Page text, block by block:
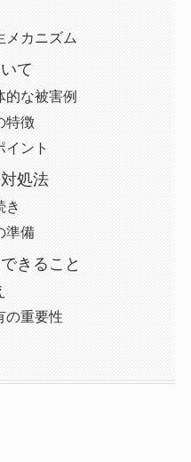
メカニズム
て
的な被害例
特徴
イント
処法
き
準備
きること
の重要性